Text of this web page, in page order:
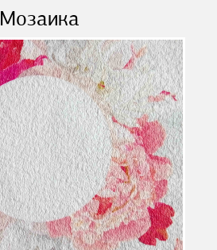
Мозаика